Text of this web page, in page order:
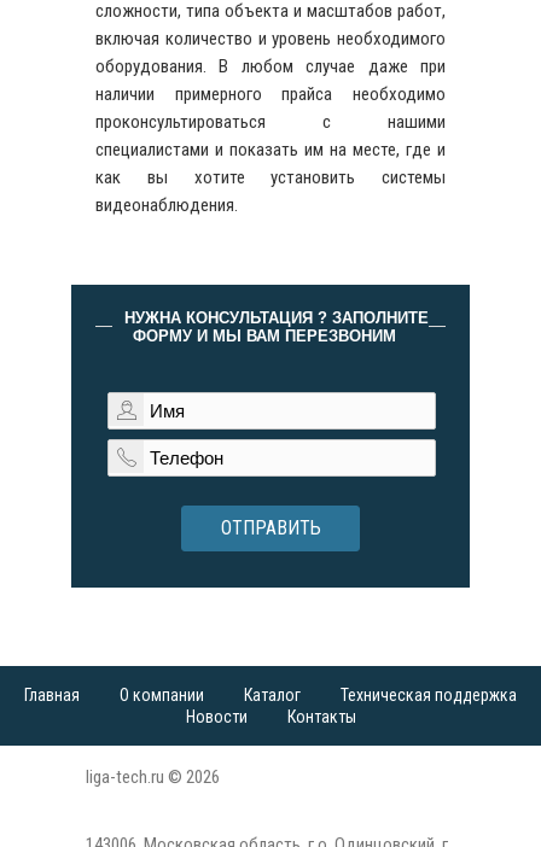
сложности, типа объекта и масштабов работ,
включая количество и уровень необходимого
оборудования. В любом случае даже при
наличии примерного прайса необходимо
проконсультироваться с нашими
специалистами и показать им на месте, где и
как вы хотите установить системы
видеонаблюдения.
НУЖНА КОНСУЛЬТАЦИЯ ? ЗАПОЛНИТЕ
ФОРМУ И МЫ ВАМ ПЕРЕЗВОНИМ
ОТПРАВИТЬ
Главная О компании Каталог
Техническая поддержка
Новости
Контакты
liga-tech.ru © 2026